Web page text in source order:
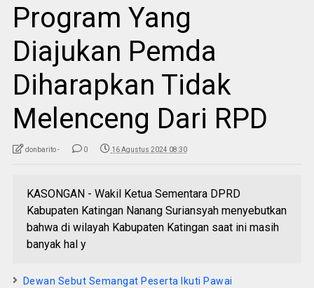
Program Yang
Diajukan Pemda
Diharapkan Tidak
Melenceng Dari RPD
donbarito - 0 16 Agustus 2024 08:30
KASONGAN - Wakil Ketua Sementara DPRD
Kabupaten Katingan Nanang Suriansyah menyebutkan
bahwa di wilayah Kabupaten Katingan saat ini masih
banyak hal y
Dewan Sebut Semangat Peserta Ikuti Pawai